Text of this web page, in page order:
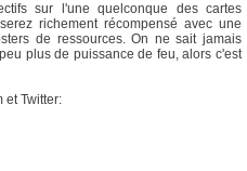
sur l'une quelconque des cartes
richement récompensé avec une
de ressources. On ne sait jamais
plus de puissance de feu, alors c'est
et Twitter: